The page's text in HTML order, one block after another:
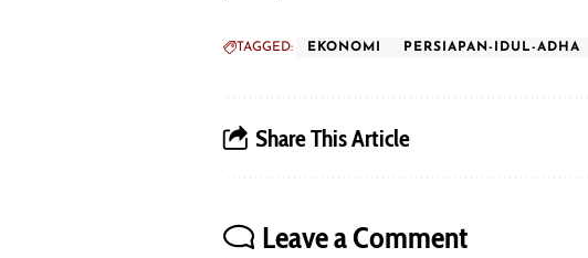
TAGGED: EKONOMI PERSIAPAN-IDUL-ADHA
Share This Article
Leave a Comment